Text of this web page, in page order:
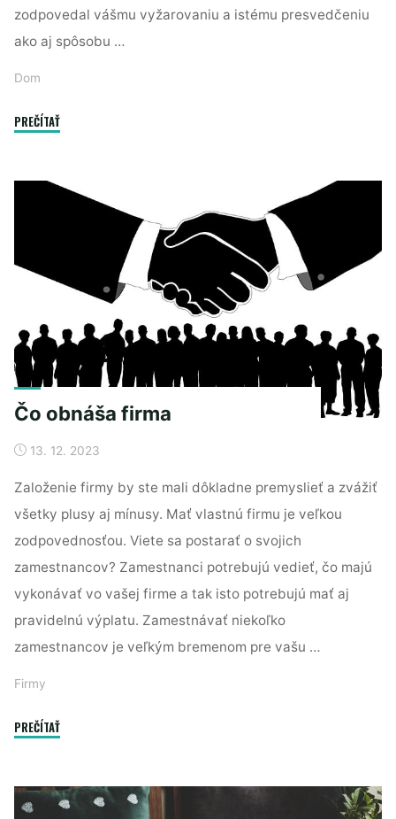
zodpovedal vášmu vyžarovaniu a istému presvedčeniu
ako aj spôsobu …
Dom
PREČÍTAŤ"Čo
v
Čo obnáša firma
13. 12. 2023
Založenie firmy by ste mali dôkladne premyslieť a zvážiť
všetky plusy aj mínusy. Mať vlastnú firmu je veľkou
zodpovednosťou. Viete sa postarať o svojich
zamestnancov? Zamestnanci potrebujú vedieť, čo majú
vykonávať vo vašej firme a tak isto potrebujú mať aj
pravidelnú výplatu. Zamestnávať niekoľko
zamestnancov je veľkým bremenom pre vašu …
Firmy
PREČÍTAŤ"Čo